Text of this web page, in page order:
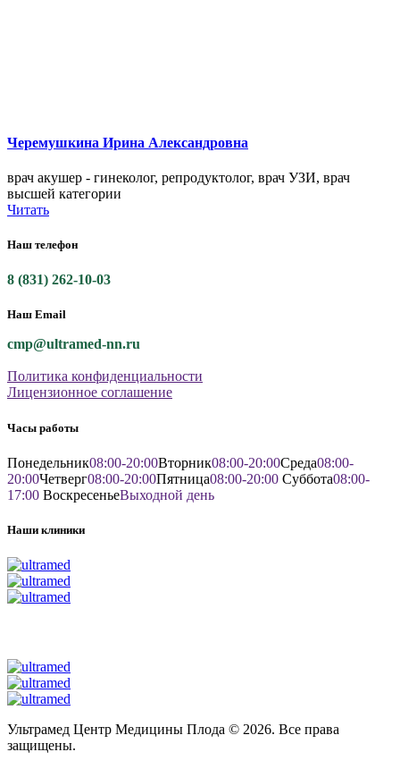
Черемушкина Ирина Александровна
врач акушер - гинеколог, репродуктолог, врач УЗИ, врач
высшей категории
Читать
Наш телефон
8 (831) 262-10-03
Наш Email
cmp@ultramed-nn.ru
Политика конфиденциальности
Лицензионное соглашение
Часы работы
Понедельник08:00-20:00Вторник08:00-20:00Среда08:00-
20:00Четверг08:00-20:00Пятница08:00-20:00 Суббота08:00-
17:00 ВоскресеньеВыходной день
Наши клиники
Ультрамед Центр Медицины Плода © 2026. Все права
защищены.